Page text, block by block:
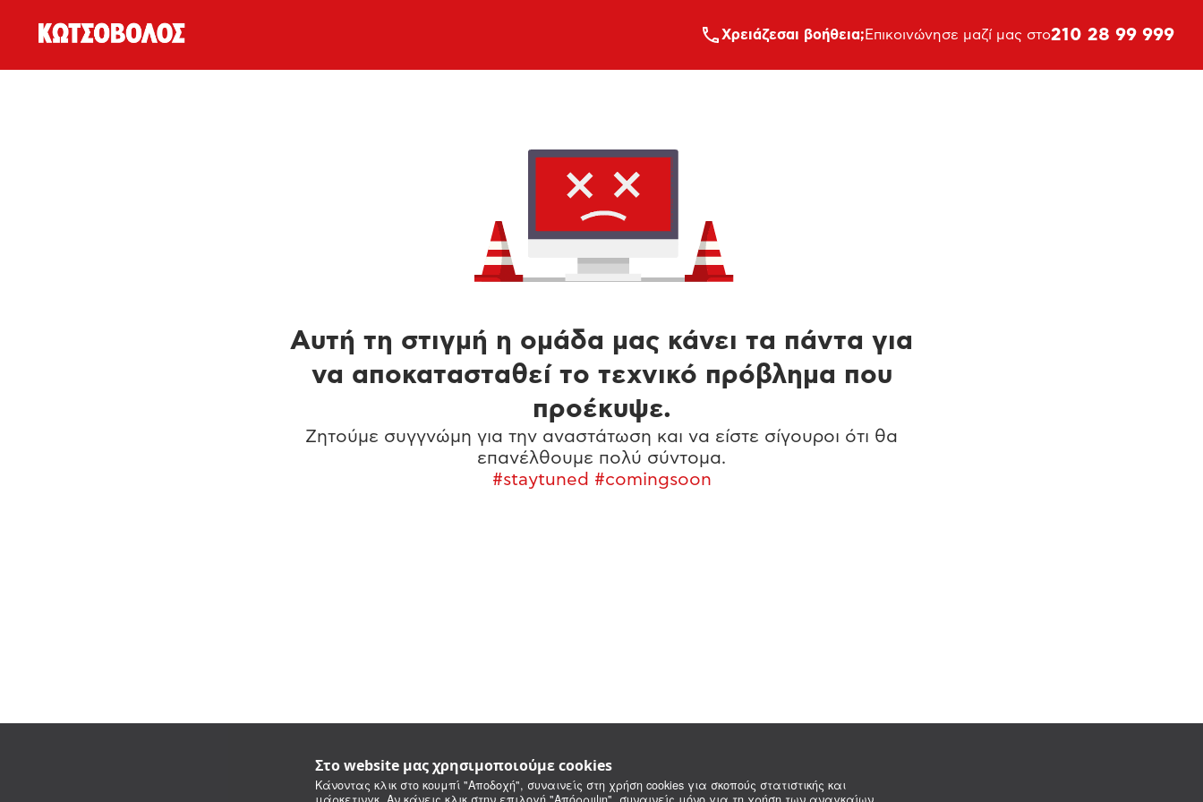
Στο website μας χρησιμοποιούμε cookies
Κάνοντας κλικ στο κουμπί "Αποδοχή", συναινείς στη χρήση cookies για σκοπούς στατιστικής και
Xρειάζεσαι βοήθεια; Επικοινώνησε μαζί μας στο210 28 99 999
Αυτή τη στιγμή η ομάδα μας κάνει τα πάντα για
να αποκατασταθεί το τεχνικό πρόβλημα που
προέκυψε.
Ζητούμε συγγνώμη για την αναστάτωση και να είστε σίγουροι ότι θα
επανέλθουμε πολύ σύντομα.
#staytuned #comingsoon